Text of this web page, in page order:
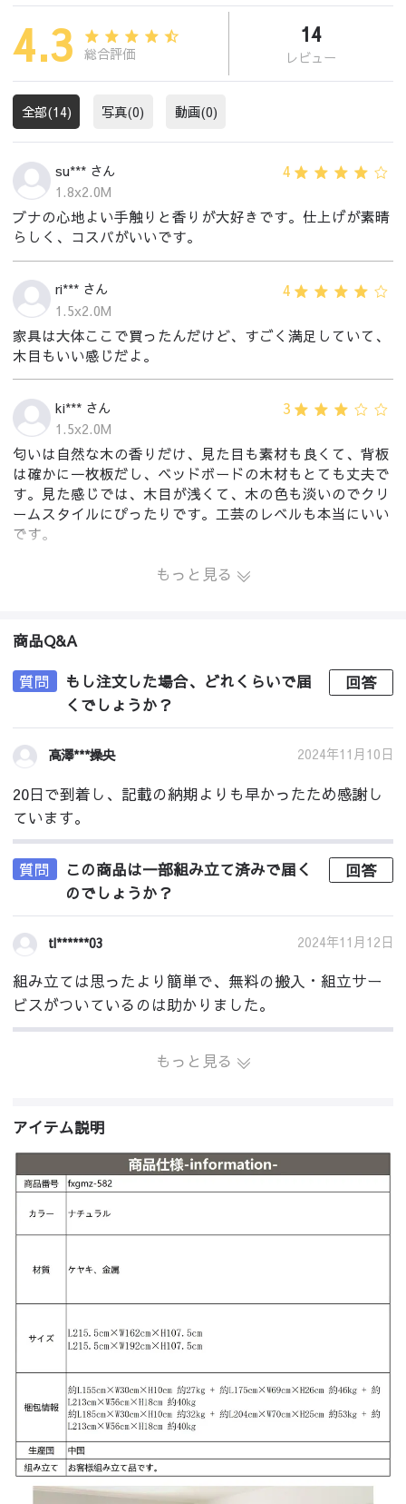
4.3 総合評価
14
レビュー
全部(14) 写真(0) 動画(0)
su*** さん 4
1.8x2.0M
ブナの心地よい手触りと香りが大好きです。仕上げが素晴
らしく、コスパがいいです。
ri*** さん 4
1.5x2.0M
家具は大体ここで買ったんだけど、すごく満足していて、
木目もいい感じだよ。
ki*** さん 3
1.5x2.0M
匂いは自然な木の香りだけ、見た目も素材も良くて、背板
は確かに一枚板だし、ベッドボードの木材もとても丈夫で
す。見た感じでは、木目が浅くて、木の色も淡いのでクリ
ームスタイルにぴったりです。工芸のレベルも本当にいい
です。
もっと見る
商品Q&A
質問
もし注文した場合、どれくらいで届
くでしょうか？
回答
高澤***操央 2024年11月10日
20日で到着し、記載の納期よりも早かったため感謝し
ています。
質問
この商品は一部組み立て済みで届く
のでしょうか？
回答
tl******03 2024年11月12日
組み立ては思ったより簡単で、無料の搬入・組立サー
ビスがついているのは助かりました。
もっと見る
アイテム説明